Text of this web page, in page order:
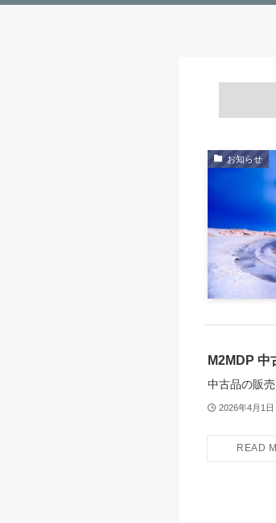
お知らせ
M2MDP 中
中古品の販
2026年4月1日